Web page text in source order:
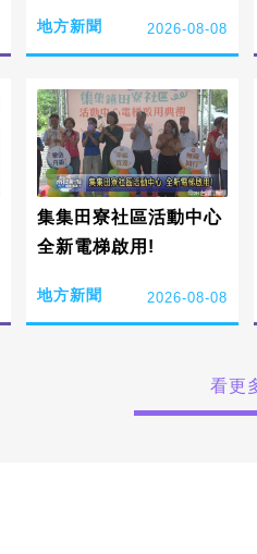
地方新聞 2026-08-08
集集田寮社區活動中心
全新電梯啟用!
地方新聞 2026-08-08
看更